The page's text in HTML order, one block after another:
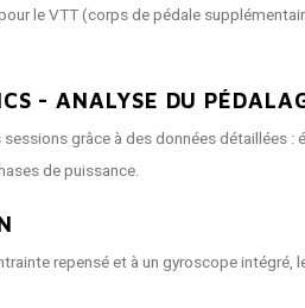
le VTT (corps de pédale
- ANALYSE DU
grâce à des données détaillées
de puissance.
repensé et à un gyroscope